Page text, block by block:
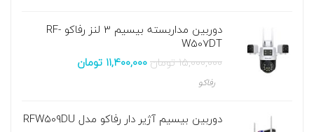
دوربین مداربسته بیسیم 3 لنز رفاکو RF-
W507DT
۱۵,۰۰۰,۰۰۰تومان۱۱,۴۰۰,۰۰۰ تومان
رفاکو
دوربین بیسیم آژیر دار رفاکو مدل RFW509DU